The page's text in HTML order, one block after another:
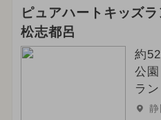
ピュアハートキッズ
松志都呂
約
公
ラン